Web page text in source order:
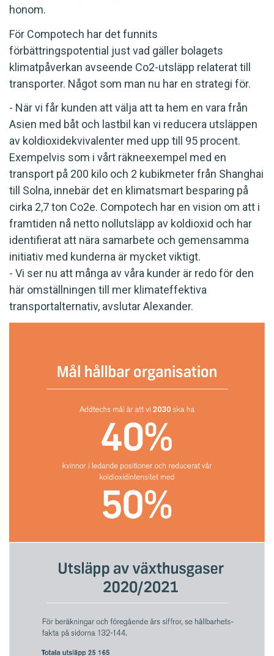
honom.
För Compotech har det funnits
förbättringspotential just vad gäller bolagets
klimatpåverkan avseende Co2-utsläpp relaterat till
transporter. Något som man nu har en strategi för.
- När vi får kunden att välja att ta hem en vara från
Asien med båt och lastbil kan vi reducera utsläppen
av koldioxidekvivalenter med upp till 95 procent.
Exempelvis som i vårt räkneexempel med en
transport på 200 kilo och 2 kubikmeter från Shanghai
till Solna, innebär det en klimatsmart besparing på
cirka 2,7 ton Co2e. Compotech har en vision om att i
framtiden nå netto nollutsläpp av koldioxid och har
identifierat att nära samarbete och gemensamma
initiativ med kunderna är mycket viktigt.
- Vi ser nu att många av våra kunder är redo för den
här omställningen till mer klimateffektiva
transportalternativ, avslutar Alexander.